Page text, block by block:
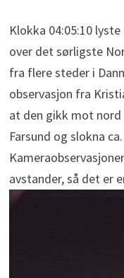
Klokka 04:05:10
over det sørligste
fra flere steder i
observasjon fra
at den gikk mot
Farsund og slokna
avstander, så det er